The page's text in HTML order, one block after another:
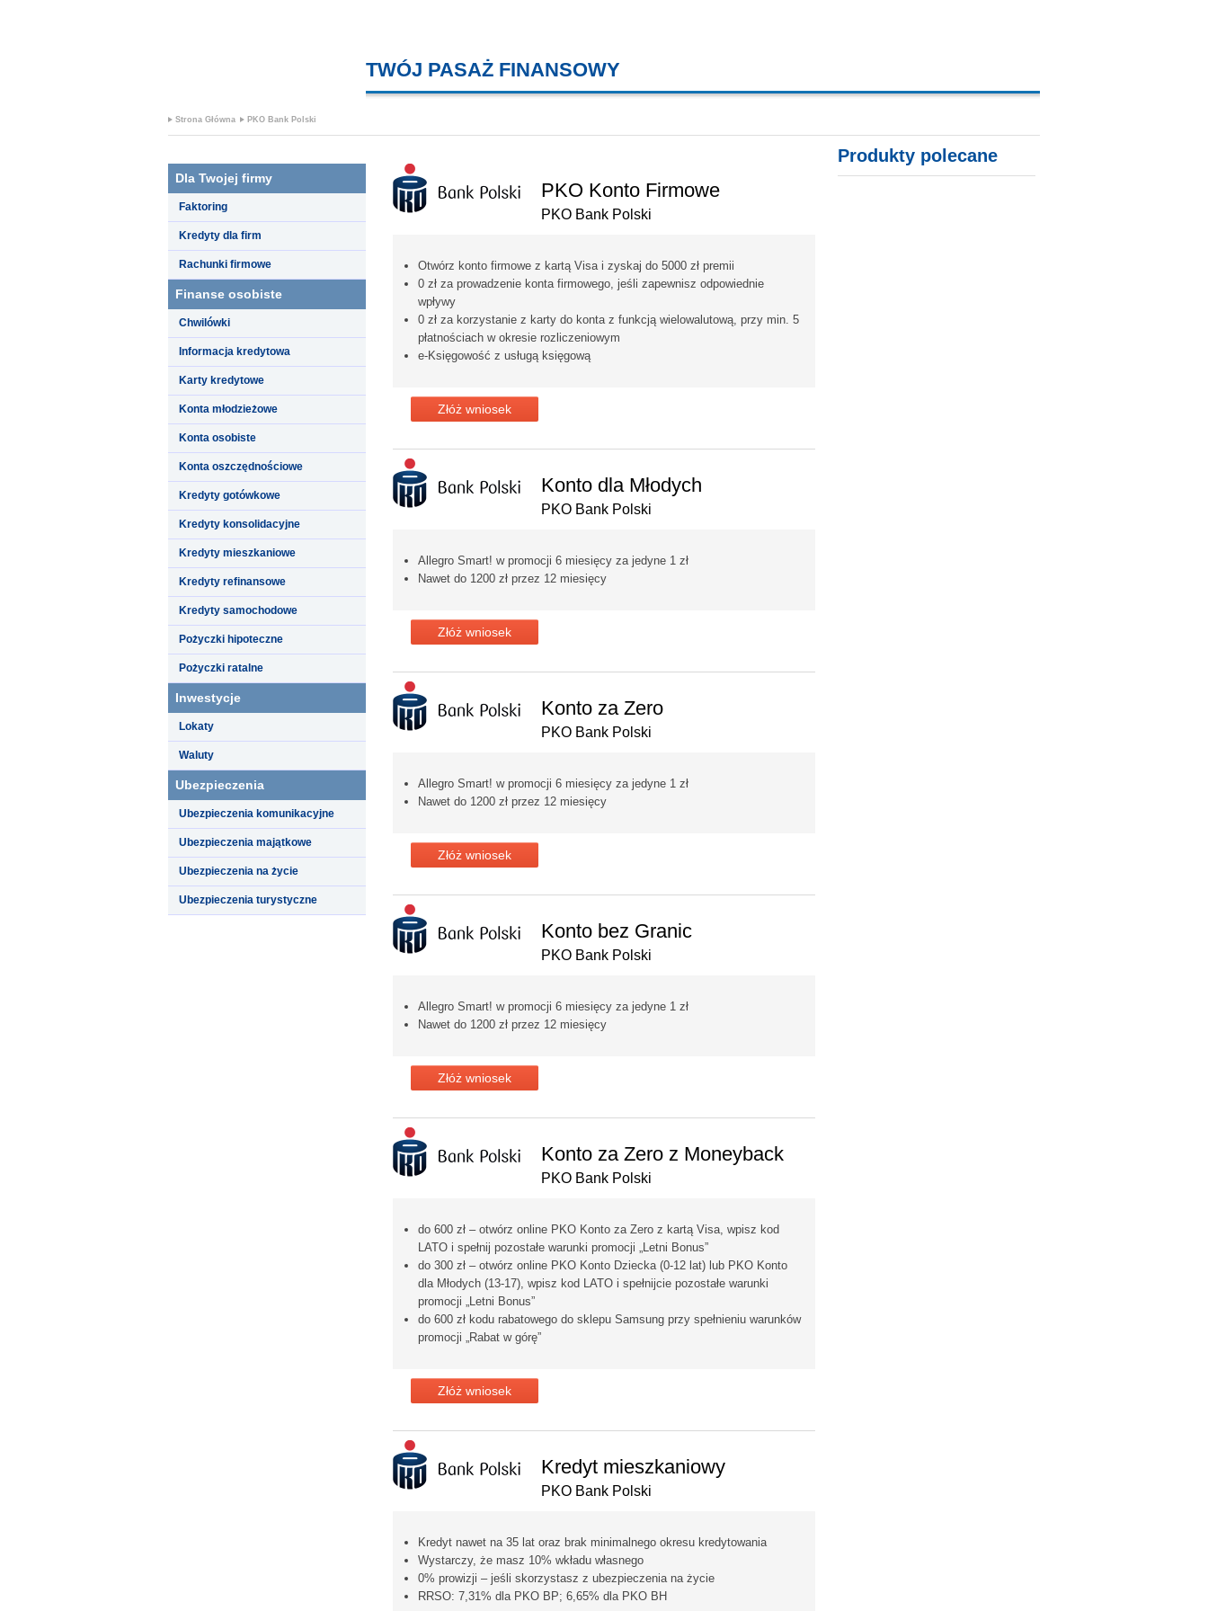
TWÓJ PASAŻ FINANSOWY
Strona Główna PKO Bank Polski
Dla Twojej firmy
Faktoring
Kredyty dla firm
Rachunki firmowe
Finanse osobiste
Chwilówki
Informacja kredytowa
Karty kredytowe
Konta młodzieżowe
Konta osobiste
Konta oszczędnościowe
Kredyty gotówkowe
Kredyty konsolidacyjne
Kredyty mieszkaniowe
Kredyty refinansowe
Kredyty samochodowe
Pożyczki hipoteczne
Pożyczki ratalne
Inwestycje
Lokaty
Waluty
Ubezpieczenia
Ubezpieczenia komunikacyjne
Ubezpieczenia majątkowe
Ubezpieczenia na życie
Ubezpieczenia turystyczne
PKO Konto Firmowe
PKO Bank Polski
Otwórz konto firmowe z kartą Visa i zyskaj do 5000 zł premii
0 zł za prowadzenie konta firmowego, jeśli zapewnisz odpowiednie
wpływy
0 zł za korzystanie z karty do konta z funkcją wielowalutową, przy min. 5
płatnościach w okresie rozliczeniowym
e-Księgowość z usługą księgową
Złóż wniosek
Konto dla Młodych
PKO Bank Polski
Allegro Smart! w promocji 6 miesięcy za jedyne 1 zł
Nawet do 1200 zł przez 12 miesięcy
Złóż wniosek
Konto za Zero
PKO Bank Polski
Allegro Smart! w promocji 6 miesięcy za jedyne 1 zł
Nawet do 1200 zł przez 12 miesięcy
Złóż wniosek
Konto bez Granic
PKO Bank Polski
Allegro Smart! w promocji 6 miesięcy za jedyne 1 zł
Nawet do 1200 zł przez 12 miesięcy
Złóż wniosek
Konto za Zero z Moneyback
PKO Bank Polski
do 600 zł – otwórz online PKO Konto za Zero z kartą Visa, wpisz kod
LATO i spełnij pozostałe warunki promocji „Letni Bonus”
do 300 zł – otwórz online PKO Konto Dziecka (0-12 lat) lub PKO Konto
dla Młodych (13-17), wpisz kod LATO i spełnijcie pozostałe warunki
promocji „Letni Bonus”
do 600 zł kodu rabatowego do sklepu Samsung przy spełnieniu warunków
promocji „Rabat w górę”
Złóż wniosek
Kredyt mieszkaniowy
PKO Bank Polski
Kredyt nawet na 35 lat oraz brak minimalnego okresu kredytowania
Wystarczy, że masz 10% wkładu własnego
0% prowizji – jeśli skorzystasz z ubezpieczenia na życie
RRSO: 7,31% dla PKO BP; 6,65% dla PKO BH
Produkty polecane